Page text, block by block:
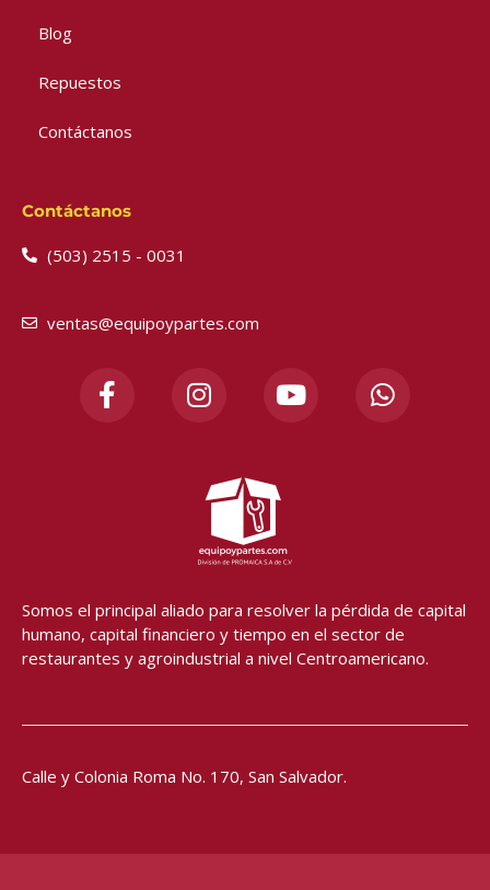
Blog
Repuestos
Contáctanos
Contáctanos
(503) 2515 - 0031
ventas@equipoypartes.com
a
f
n
a
g
a
o h
Somos el principal aliado para resolver la pérdida de capital
humano, capital financiero y tiempo en el sector de
restaurantes y agroindustrial a nivel Centroamericano.
Calle y Colonia Roma No. 170, San Salvador.